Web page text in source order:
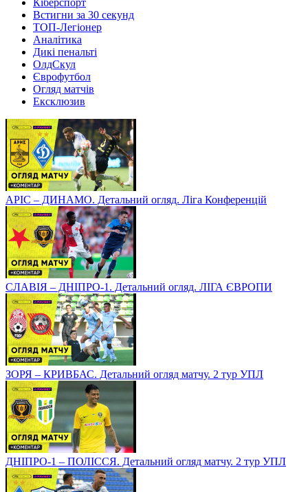
Встигни за 30 секунд
ТОП-Легіонер
Аналітика
Дикі пенальті
ОлдСкул
Єврофутбол
Огляд матчів
Ексклюзив
АРІС – ДИНАМО. Детальний огляд. Ліга Конференцій
СЛАВІЯ – ДНІПРО-1. Детальний огляд. ЛІГА ЄВРОПИ
ЗОРЯ – КРИВБАС. Детальний огляд матчу. 2 тур УПЛ
ДНІПРО-1 – ПОЛІССЯ. Детальний огляд матчу. 2 тур УПЛ